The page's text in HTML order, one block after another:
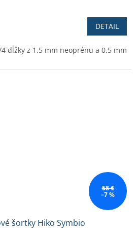
DETAIL
dĺžky z 1,5 mm neoprénu a 0,5 mm
58 €
–7 %
šortky Hiko Symbio